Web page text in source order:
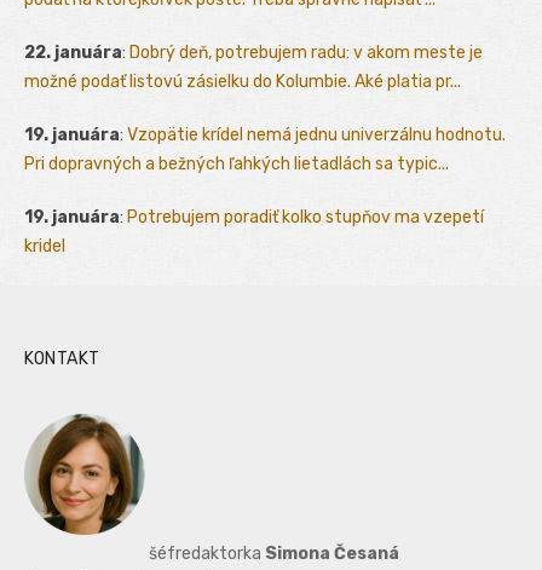
22. januára: Dobrý deň, potrebujem radu: v akom meste je
možné podať listovú zásielku do Kolumbie. Aké platia pr...
19. januára: Vzopätie krídel nemá jednu univerzálnu hodnotu.
Pri dopravných a bežných ľahkých lietadlách sa typic...
19. januára: Potrebujem poradiť kolko stupňov ma vzepetí
kridel
KONTAKT
šéfredaktorka Simona Česaná